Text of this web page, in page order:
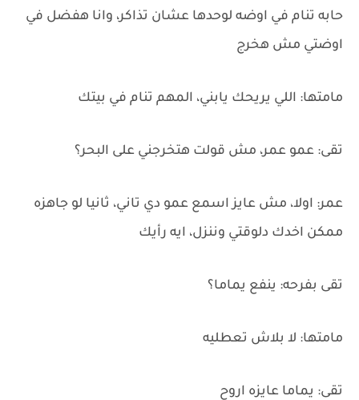
حابه تنام في اوضه لوحدها عشان تذاكر، وانا هفضل في
اوضتي مش هخرج
مامتها: اللي يريحك يابني، المهم تنام في بيتك
تقى: عمو عمر، مش قولت هتخرجني على البحر؟
عمر: اولا، مش عايز اسمع عمو دي تاني، ثانيا لو جاهزه
ممكن اخدك دلوقتي وننزل، ايه رأيك
تقى بفرحه: ينفع يماما؟
مامتها: لا بلاش تعطليه
تقى: يماما عايزه اروح